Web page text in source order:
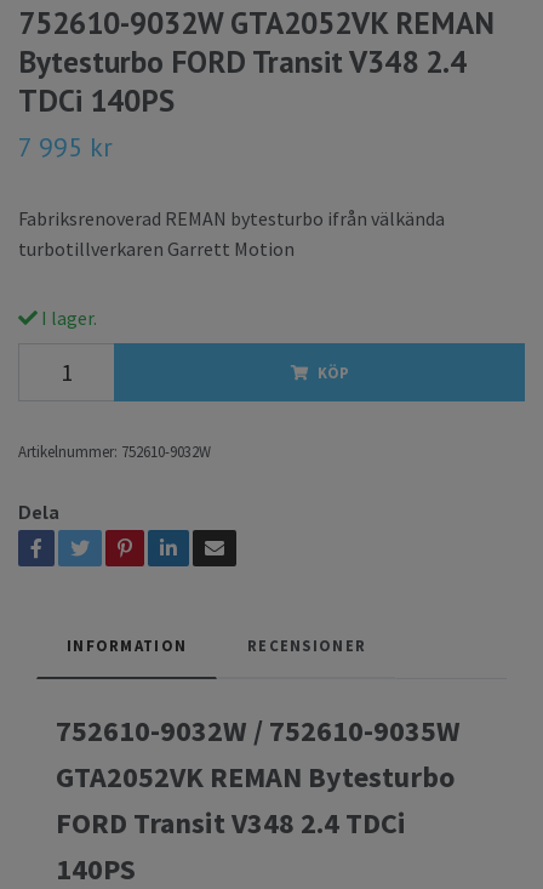
752610-9032W GTA2052VK REMAN
Bytesturbo FORD Transit V348 2.4
TDCi 140PS
7 995 kr
Fabriksrenoverad REMAN bytesturbo ifrån välkända
turbotillverkaren Garrett Motion
I lager.
KÖP
Artikelnummer: 752610-9032W
Dela
INFORMATION RECENSIONER
752610-9032W / 752610-9035W
GTA2052VK REMAN Bytesturbo
FORD Transit V348 2.4 TDCi
140PS